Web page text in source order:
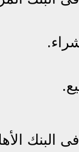
البنك